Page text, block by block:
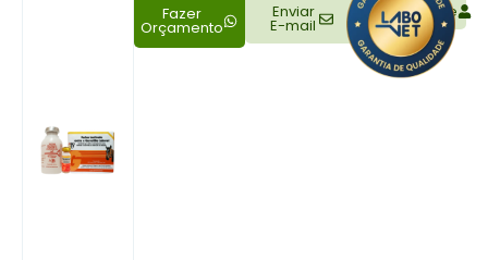
Fazer
Orçamento
Enviar
E-mail
Representante